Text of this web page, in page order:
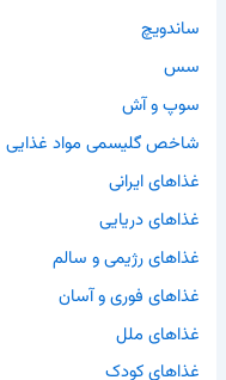
ساندویچ
سس
سوپ و آش
شاخص گلیسمی مواد غذایی
غذاهای ایرانی
غذاهای دریایی
غذاهای رژیمی و سالم
غذاهای فوری و آسان
غذاهای ملل
غذاهای کودک